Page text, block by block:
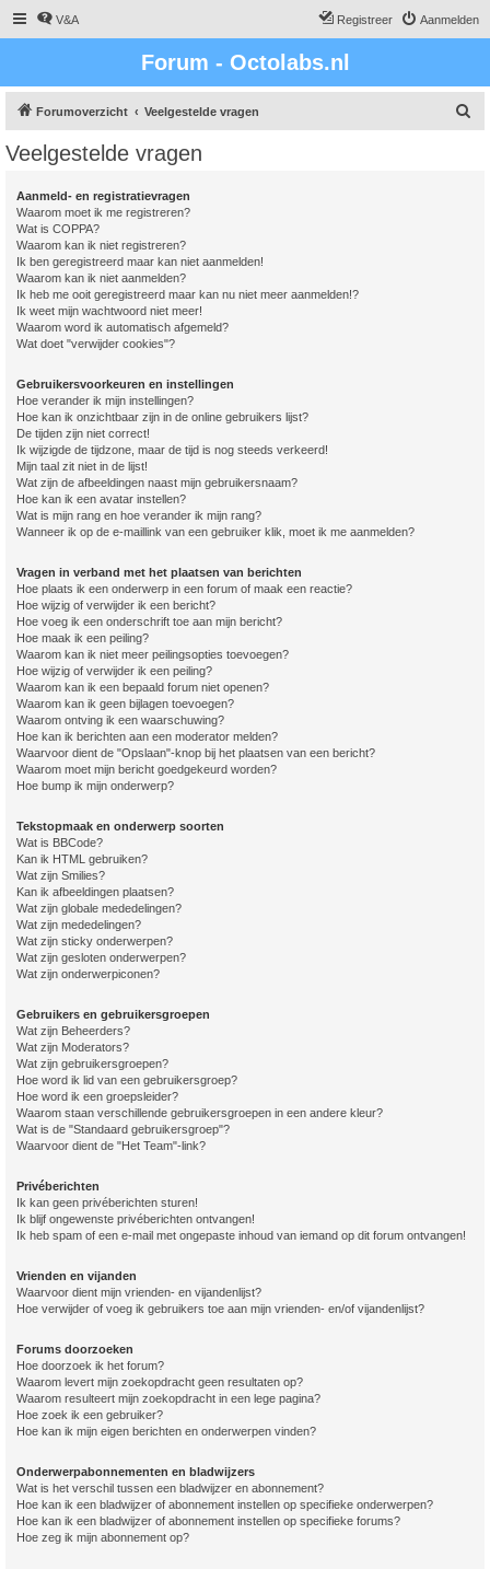
V&A Aanmelden
Registreer
Forum - Octolabs.nl
Forumoverzicht Veelgestelde vragen
Veelgestelde vragen
Aanmeld- en registratievragen
Waarom moet ik me registreren?
Wat is COPPA?
Waarom kan ik niet registreren?
Ik ben geregistreerd maar kan niet aanmelden!
Waarom kan ik niet aanmelden?
Ik heb me ooit geregistreerd maar kan nu niet meer aanmelden!?
Ik weet mijn wachtwoord niet meer!
Waarom word ik automatisch afgemeld?
Wat doet "verwijder cookies"?
Gebruikersvoorkeuren en instellingen
Hoe verander ik mijn instellingen?
Hoe kan ik onzichtbaar zijn in de online gebruikers lijst?
De tijden zijn niet correct!
Ik wijzigde de tijdzone, maar de tijd is nog steeds verkeerd!
Mijn taal zit niet in de lijst!
Wat zijn de afbeeldingen naast mijn gebruikersnaam?
Hoe kan ik een avatar instellen?
Wat is mijn rang en hoe verander ik mijn rang?
Wanneer ik op de e-maillink van een gebruiker klik, moet ik me aanmelden?
Vragen in verband met het plaatsen van berichten
Hoe plaats ik een onderwerp in een forum of maak een reactie?
Hoe wijzig of verwijder ik een bericht?
Hoe voeg ik een onderschrift toe aan mijn bericht?
Hoe maak ik een peiling?
Waarom kan ik niet meer peilingsopties toevoegen?
Hoe wijzig of verwijder ik een peiling?
Waarom kan ik een bepaald forum niet openen?
Waarom kan ik geen bijlagen toevoegen?
Waarom ontving ik een waarschuwing?
Hoe kan ik berichten aan een moderator melden?
Waarvoor dient de "Opslaan"-knop bij het plaatsen van een bericht?
Waarom moet mijn bericht goedgekeurd worden?
Hoe bump ik mijn onderwerp?
Tekstopmaak en onderwerp soorten
Wat is BBCode?
Kan ik HTML gebruiken?
Wat zijn Smilies?
Kan ik afbeeldingen plaatsen?
Wat zijn globale mededelingen?
Wat zijn mededelingen?
Wat zijn sticky onderwerpen?
Wat zijn gesloten onderwerpen?
Wat zijn onderwerpiconen?
Gebruikers en gebruikersgroepen
Wat zijn Beheerders?
Wat zijn Moderators?
Wat zijn gebruikersgroepen?
Hoe word ik lid van een gebruikersgroep?
Hoe word ik een groepsleider?
Waarom staan verschillende gebruikersgroepen in een andere kleur?
Wat is de "Standaard gebruikersgroep"?
Waarvoor dient de "Het Team"-link?
Privéberichten
Ik kan geen privéberichten sturen!
Ik blijf ongewenste privéberichten ontvangen!
Ik heb spam of een e-mail met ongepaste inhoud van iemand op dit forum ontvangen!
Vrienden en vijanden
Waarvoor dient mijn vrienden- en vijandenlijst?
Hoe verwijder of voeg ik gebruikers toe aan mijn vrienden- en/of vijandenlijst?
Forums doorzoeken
Hoe doorzoek ik het forum?
Waarom levert mijn zoekopdracht geen resultaten op?
Waarom resulteert mijn zoekopdracht in een lege pagina?
Hoe zoek ik een gebruiker?
Hoe kan ik mijn eigen berichten en onderwerpen vinden?
Onderwerpabonnementen en bladwijzers
Wat is het verschil tussen een bladwijzer en abonnement?
Hoe kan ik een bladwijzer of abonnement instellen op specifieke onderwerpen?
Hoe kan ik een bladwijzer of abonnement instellen op specifieke forums?
Hoe zeg ik mijn abonnement op?